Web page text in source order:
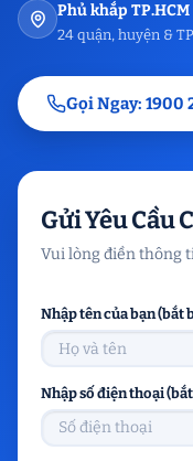
Phủ khắp TP.HCM
24 quận, huyện &
Gọi Ngay: 1900
Gửi Yêu Cầu
Vui lòng điền thông
Nhập tên của bạn (bắt
Nhập số điện thoại